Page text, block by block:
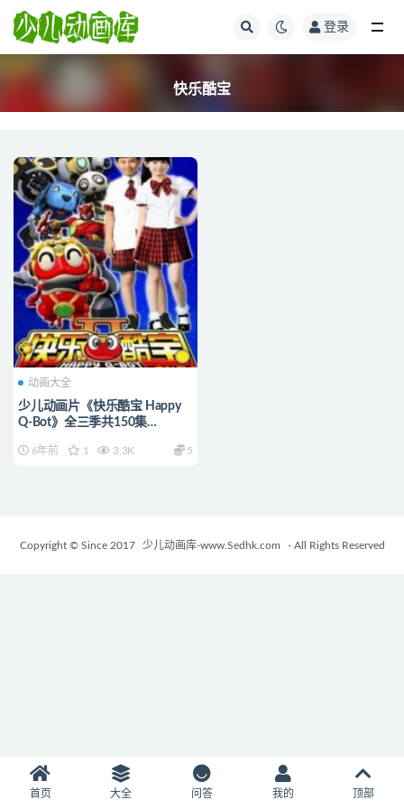
登录
快乐酷宝
动画大全
少儿动画片《快乐酷宝 Happy
Q-Bot》全三季共150集
酷宝全集下载
6年前 1 3.3K 5
Copyright © Since 2017 少儿动画库-www.Sedhk.com - All Rights Reserved
首页 大全 问答 我的 顶部